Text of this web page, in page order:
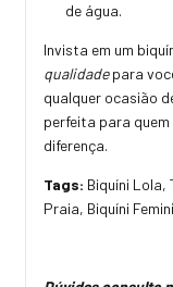
de água.
Invista em um
qualidadepara
qualquer ocasião
perfeita para
diferença.
Tags: Biquíni Lola,
Praia, Biquíni